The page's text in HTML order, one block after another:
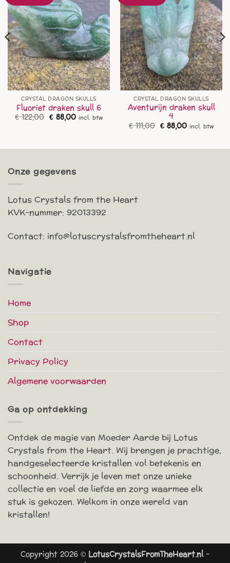
CRYSTAL DRAGON SKULLS
Fluoriet draken skull 6
€122,00 Oorspronkelijke
prijs
€88,00Huidige
prijs
incl. btw
CRYSTAL DRAGON SKULLS
Aventurijn draken skull
4
€111,00 Oorspronkelijke
prijs
€88,00Huidige
prijs
incl. btw
Onze gegevens
Lotus Crystals from the Heart
KVK-nummer: 92013392
Contact: info@lotuscrystalsfromtheheart.nl
Navigatie
Home
Shop
Contact
Privacy Policy
Algemene voorwaarden
Ga op ontdekking
Ontdek de magie van Moeder Aarde bij Lotus
Crystals from the Heart. Wij brengen je prachtige,
handgeselecteerde kristallen vol betekenis en
schoonheid. Verrijk je leven met onze unieke
collectie en voel de liefde en zorg waarmee elk
stuk is gekozen. Welkom in onze wereld van
kristallen!
Copyright 2026 © LotusCrystalsFromTheHeart.nl-